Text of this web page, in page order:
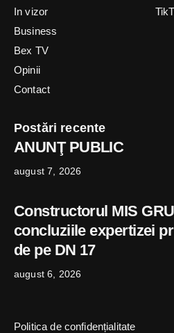
In vizor
Business
Bex TV
Opinii
Contact
Postări recente
ANUNŢ PUBLIC
august 7, 2026
Constructorul MIS
concluziile expertizei
de pe DN 17
august 6, 2026
Politica de confidențialitate